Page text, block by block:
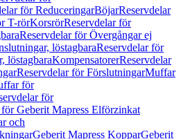
för ReduceringarBöjarReservdelar
T-rörKorsrörReservdelar för
Reservdelar för Övergångar ej
löstagbaraReservdelar för
löstagbaraKompensatorerReservdelar
Reservdelar för FörslutningarMuffar
för
för
Geberit Mapress Elförzinkat
och
Geberit Mapress KopparGeberit